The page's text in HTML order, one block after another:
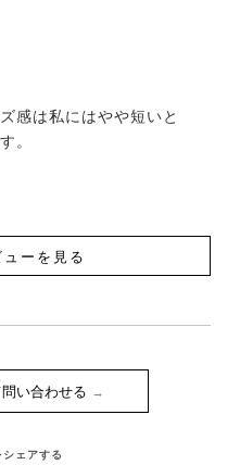
感は私にはやや短いと
。
ーを見る
い合わせる
ェアする